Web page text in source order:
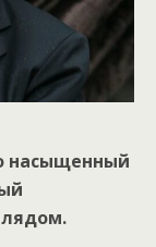
насыщенный